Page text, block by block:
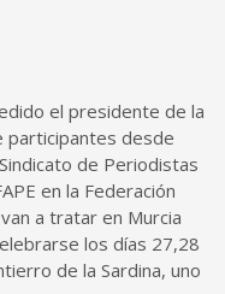
el presidente de la
participantes desde
de Periodistas
en la Federación
a tratar en Murcia
los días 27,28
de la Sardina, uno